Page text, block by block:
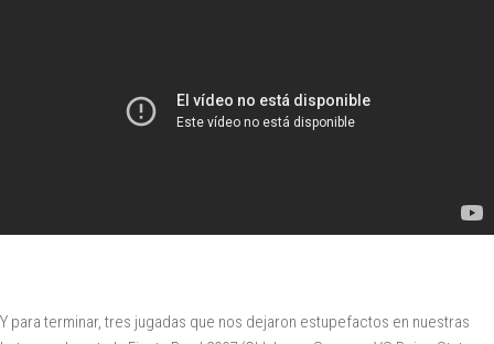
Y para terminar, tres jugadas que nos dejaron estupefactos en nuestras